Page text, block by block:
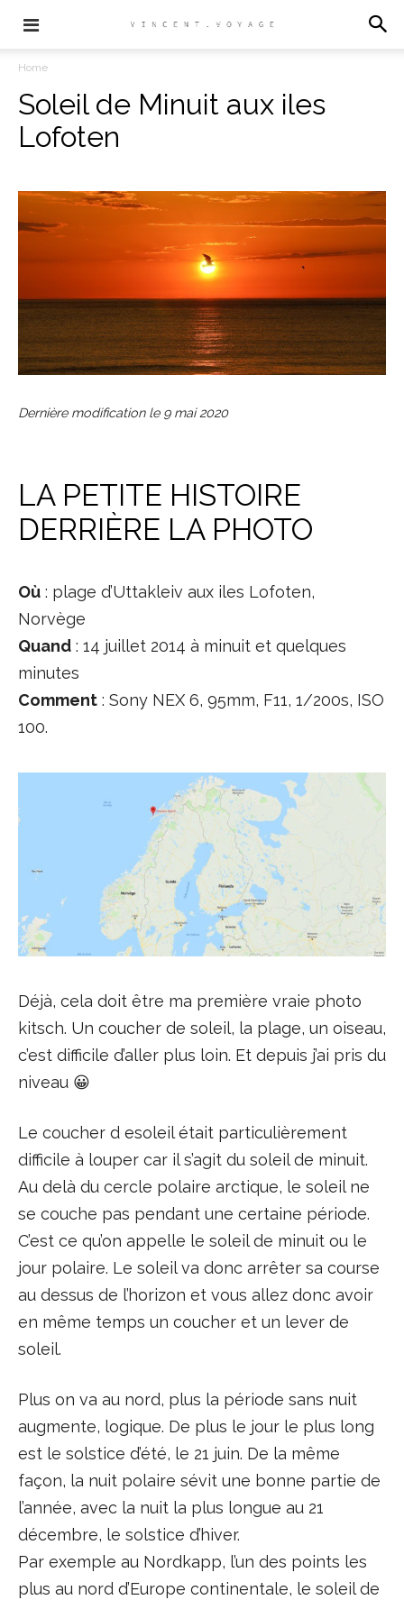
Home
Soleil de Minuit aux iles
Lofoten
Dernière modification le 9 mai 2020
LA PETITE HISTOIRE
DERRIÈRE LA PHOTO
Où : plage d’Uttakleiv aux iles Lofoten,
Norvège
Quand : 14 juillet 2014 à minuit et quelques
minutes
Comment : Sony NEX 6, 95mm, F11, 1/200s, ISO
100.
Déjà, cela doit être ma première vraie photo
kitsch. Un coucher de soleil, la plage, un oiseau,
c’est difficile d’aller plus loin. Et depuis j’ai pris du
niveau 😀
Le coucher d esoleil était particulièrement
difficile à louper car il s’agit du soleil de minuit.
Au delà du cercle polaire arctique, le soleil ne
se couche pas pendant une certaine période.
C’est ce qu’on appelle le soleil de minuit ou le
jour polaire. Le soleil va donc arrêter sa course
au dessus de l’horizon et vous allez donc avoir
en même temps un coucher et un lever de
soleil.
Plus on va au nord, plus la période sans nuit
augmente, logique. De plus le jour le plus long
est le solstice d’été, le 21 juin. De la même
façon, la nuit polaire sévit une bonne partie de
l’année, avec la nuit la plus longue au 21
décembre, le solstice d’hiver.
Par exemple au Nordkapp, l’un des points les
plus au nord d’Europe continentale, le soleil de